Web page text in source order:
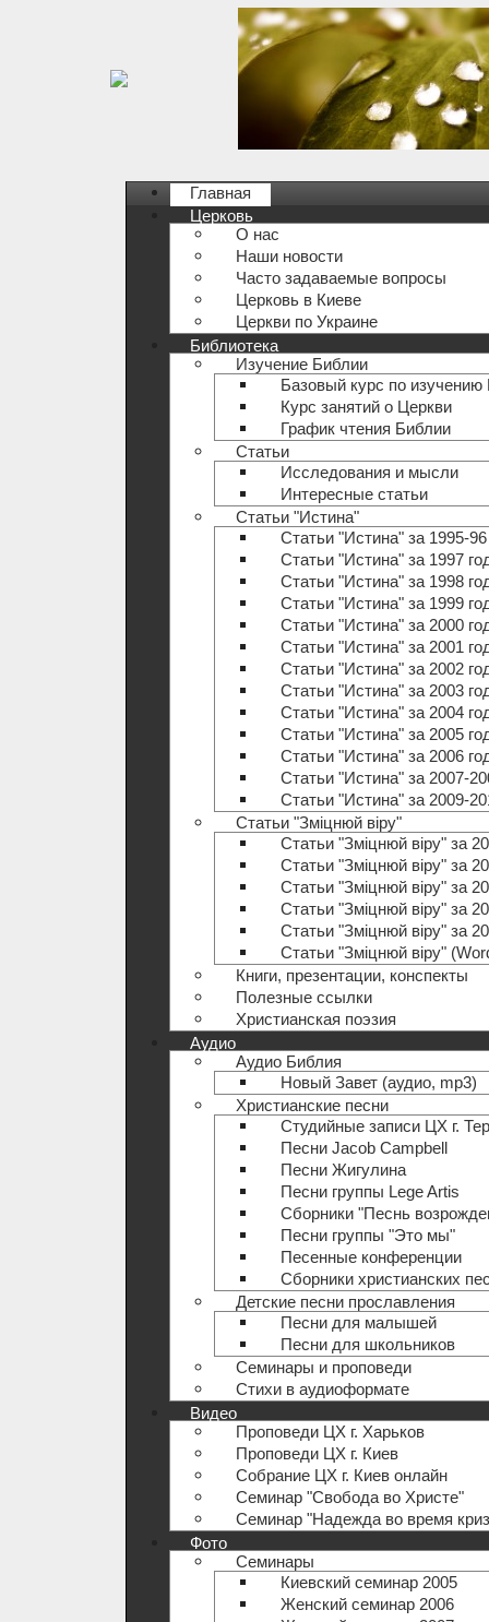
Главная
Церковь
О нас
Наши новости
Часто задаваемые вопросы
Церковь в Киеве
Церкви по Украине
Библиотека
Изучение Библии
Базовый курс по изучению
Курс занятий о Церкви
График чтения Библии
Статьи
Исследования и мысли
Интересные статьи
Статьи "Истина"
Статьи "Истина" за 1995-
Статьи "Истина" за 1997
Статьи "Истина" за 1998
Статьи "Истина" за 1999
Статьи "Истина" за 2000
Статьи "Истина" за 2001
Статьи "Истина" за 2002
Статьи "Истина" за 2003
Статьи "Истина" за 2004
Статьи "Истина" за 2005
Статьи "Истина" за 2006
Статьи "Истина" за 2007-
Статьи "Истина" за 2009-
Статьи "Зміцнюй віру"
Статьи "Зміцнюй віру" за
Статьи "Зміцнюй віру" за
Статьи "Зміцнюй віру" за
Статьи "Зміцнюй віру" за
Статьи "Зміцнюй віру" за
Статьи "Зміцнюй віру"
Книги, презентации, конспекты
Полезные ccылки
Христианская поэзия
Аудио
Аудио Библия
Новый Завет (аудио, mp3)
Христианские песни
Студийные записи ЦХ г.
Песни Jacob Campbell
Песни Жигулина
Песни группы Lege Artis
Сборники "Песнь
Песни группы "Это мы"
Песенные конференции
Сборники христианских
Детские песни прославления
Песни для малышей
Песни для школьников
Семинары и проповеди
Стихи в аудиоформате
Видео
Проповеди ЦХ г. Харьков
Проповеди ЦХ г. Киев
Собрание ЦХ г. Киев онлайн
Семинар "Свобода во Христе"
Семинар "Надежда во время
Фото
Семинары
Киевский семинар 2005
Женский семинар 2006